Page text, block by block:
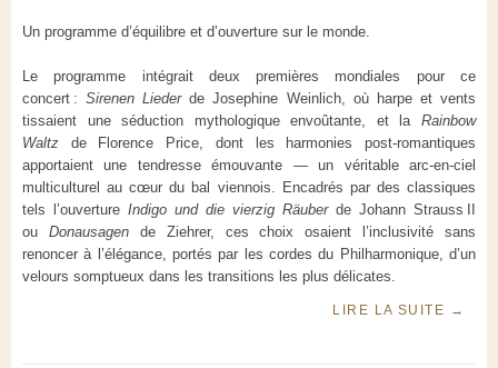
Un programme d’équilibre et d’ouverture sur le monde.
Le programme intégrait deux premières mondiales pour ce
concert :Sirenen Liederde Josephine Weinlich, où harpe et vents
tissaient une séduction mythologique envoûtante, et la Rainbow
Waltz de Florence Price, dont les harmonies post-romantiques
apportaient une tendresse émouvante — un véritable arc-en-ciel
multiculturel au cœur du bal viennois. Encadrés par des classiques
tels l’ouverture Indigo und die vierzig Räuberde Johann Strauss II
ou Donausagende Ziehrer, ces choix osaient l’inclusivité sans
renoncer à l’élégance, portés par les cordes du Philharmonique, d’un
velours somptueux dans les transitions les plus délicates.
LIRE LA SUITE →